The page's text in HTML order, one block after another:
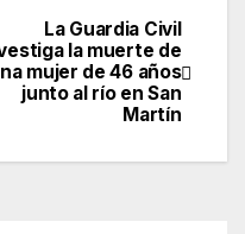
La Guardia Civil
la muerte de
mujer de 46 años
junto al río en San
Martín